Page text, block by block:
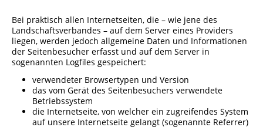
Bei praktisch allen Internetseiten, die – wie jene des
Landschaftsverbandes – auf dem Server eines Providers
liegen, werden jedoch allgemeine Daten und Informationen
der Seitenbesucher erfasst und auf dem Server in
sogenannten Logfiles gespeichert:
verwendeter Browsertypen und Version
das vom Gerät des Seitenbesuchers verwendete
Betriebssystem
die Internetseite, von welcher ein zugreifendes System
auf unsere Internetseite gelangt (sogenannte Referrer)
Porzellanmuseum Schloss Fürstenberg